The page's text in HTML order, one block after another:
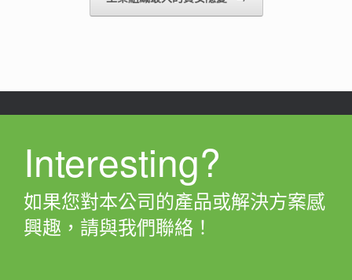
Interesting?
如果您對本公司的產品或解決方案感
興趣，請與我們聯絡！